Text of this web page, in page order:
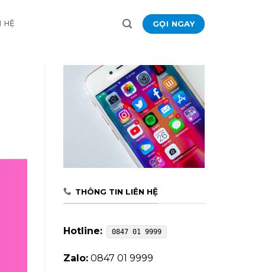
HỆ GỌI NGAY
THÔNG TIN LIÊN HỆ
Hotline: 0847 01 9999
Zalo: 0847 01 9999